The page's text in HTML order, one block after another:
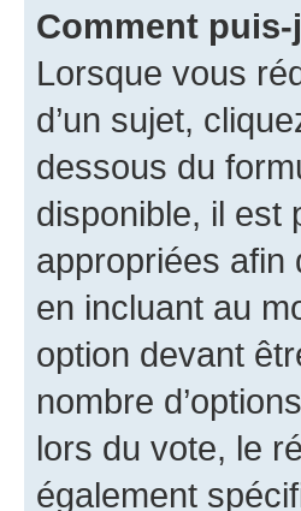
Comment
Lorsque vous
d’un sujet,
dessous du
disponible, il est
appropriées afin
en incluant au
option devant
nombre
lors du vote, le
également